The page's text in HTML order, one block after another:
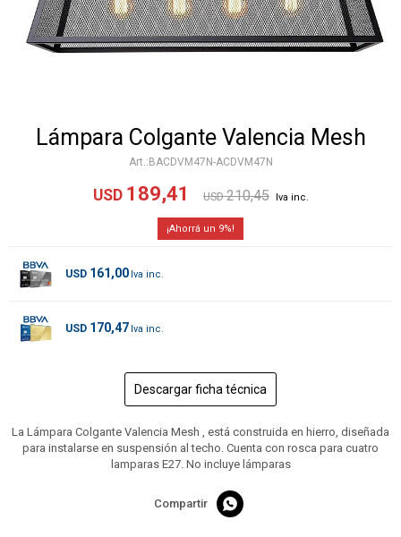
Lámpara Colgante Valencia Mesh
BACDVM47N-ACDVM47N
USD 189,41 USD 210,45
9
USD 161,00
USD 170,47
Descargar ficha técnica
La Lámpara Colgante Valencia Mesh , está construida en hierro, diseñada
para instalarse en suspensión al techo. Cuenta con rosca para cuatro
lamparas E27. No incluye lámparas
